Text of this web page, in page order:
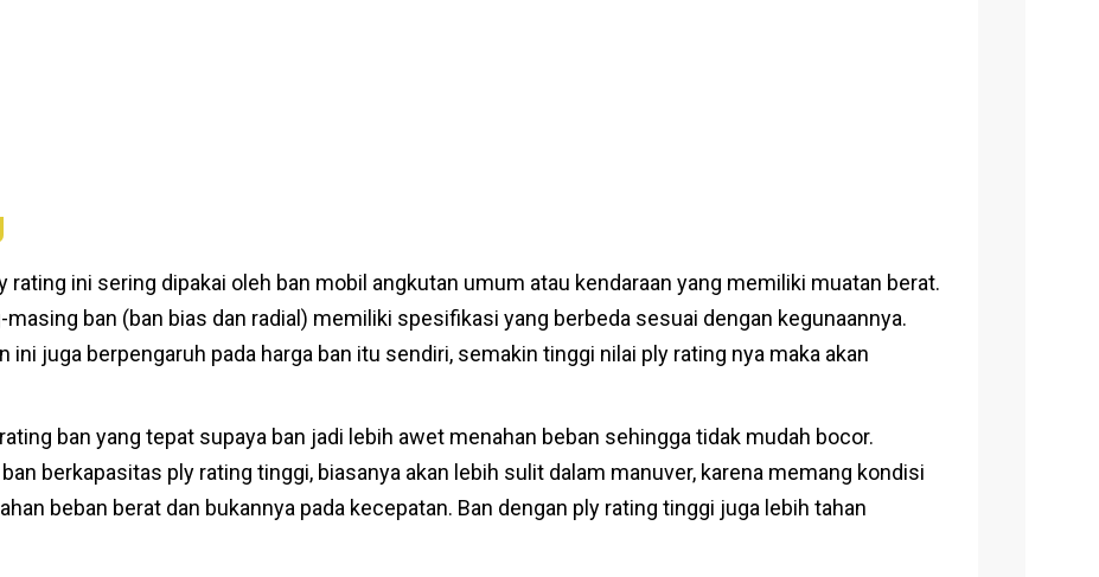
rating ini sering dipakai oleh ban mobil angkutan umum atau kendaraan yang memiliki muatan berat.
ban (ban bias dan radial) memiliki spesifikasi yang berbeda sesuai dengan kegunaannya.
ini juga berpengaruh pada harga ban itu sendiri, semakin tinggi nilai ply rating nya maka akan
ban yang tepat supaya ban jadi lebih awet menahan beban sehingga tidak mudah bocor.
berkapasitas ply rating tinggi, biasanya akan lebih sulit dalam manuver, karena memang kondisi
beban berat dan bukannya pada kecepatan. Ban dengan ply rating tinggi juga lebih tahan